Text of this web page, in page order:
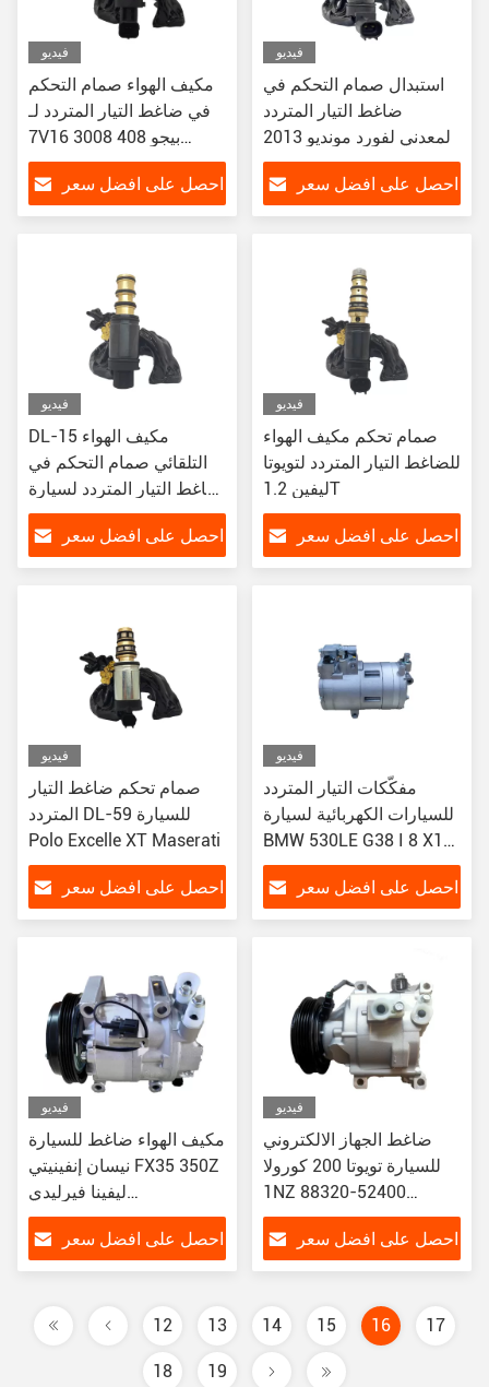
فيديو
مكيف الهواء صمام التحكم
في ضاغط التيار المتردد لـ
7V16 بيجو 408 3008
CRITRON C4/C5 GAC
GS8
احصل على افضل سعر
فيديو
استبدال صمام التحكم في
ضاغط التيار المتردد
المعدني لفورد مونديو 2013
إيدج
احصل على افضل سعر
فيديو
DL-15 مكيف الهواء
التلقائي صمام التحكم في
ضاغط التيار المتردد لسيارة
تويوتا كامري
احصل على افضل سعر
فيديو
صمام تحكم مكيف الهواء
للضاغط التيار المتردد لتويوتا
ليفين 1.2T
احصل على افضل سعر
فيديو
صمام تحكم ضاغط التيار
المتردد DL-59 للسيارة
Polo Excelle XT Maserati
احصل على افضل سعر
فيديو
مفكّكات التيار المتردد
للسيارات الكهربائية لسيارة
BMW 530LE G38 I 8 X1
64529364867
64529364872
64526998210
احصل على افضل سعر
فيديو
مكيف الهواء ضاغط للسيارة
نيسان إنفينيتي FX35 350Z
ليفينا فيرليدي
92600AC00B
92600CD000
احصل على افضل سعر
فيديو
ضاغط الجهاز الالكتروني
للسيارة تويوتا 200 كورولا
1NZ 88320-52400
447220-6068 447220-
6250احصل على افضل سعر
12 13 14 15 16 17
18 19